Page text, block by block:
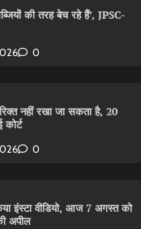
की तरह बेच रहे हैं’, JPSC-
0
नहीं रखा जा सकता है, 20
0
इंस्टा वीडियो, आज 7 अगस्त को
अपील